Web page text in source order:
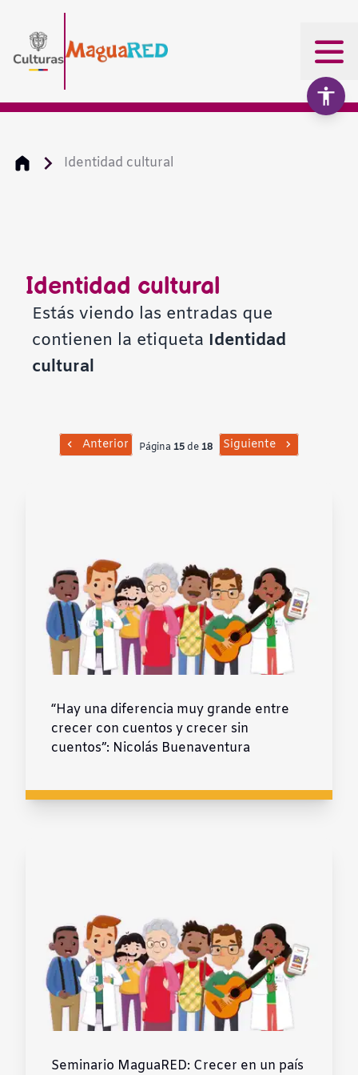
Identidad cultural
Identidad cultural
Estás viendo las entradas que
contienen la etiqueta Identidad
cultural
Anterior Página 15 de18 Siguiente
“Hay una diferencia muy grande entre
crecer con cuentos y crecer sin
cuentos”: Nicolás Buenaventura
Seminario MaguaRED: Crecer en un país
Escala de grises
Alto contraste
Restablecer